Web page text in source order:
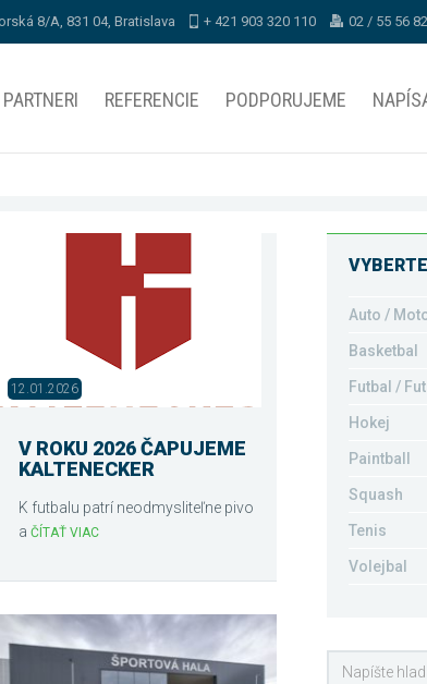
8/A, 831 04, Bratislava + 421 903 320 110 02 / 55 56
PARTNERI REFERENCIE PODPORUJEME
12.01.2026
V ROKU 2026 ČAPUJEME
KALTENECKER
K futbalu patrí neodmysliteľne pivo
a ČÍTAŤ VIAC
Auto /
Basketbal
Futbal /
Hokej
Paintball
Squash
Tenis
Volejbal